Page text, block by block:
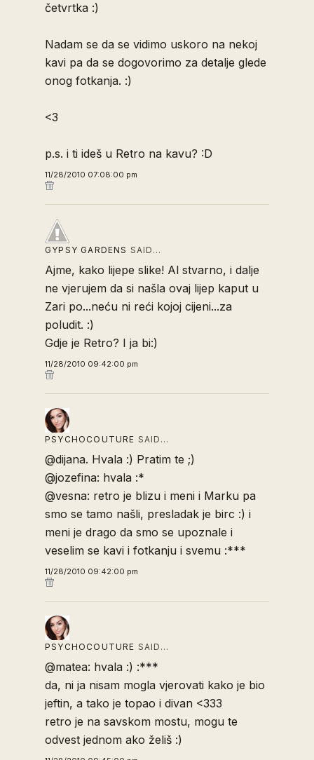
četvrtka :)
Nadam se da se vidimo uskoro na nekoj
kavi pa da se dogovorimo za detalje glede
onog fotkanja. :)
<3
p.s. i ti ideš u Retro na kavu? :D
11/28/2010 07:08:00 pm
GYPSY GARDENS SAID…
Ajme, kako lijepe slike! Al stvarno, i dalje
ne vjerujem da si našla ovaj lijep kaput u
Zari po...neću ni reći kojoj cijeni...za
poludit. :)
Gdje je Retro? I ja bi:)
11/28/2010 09:42:00 pm
PSYCHOCOUTURE SAID…
@dijana. Hvala :) Pratim te ;)
@jozefina: hvala :*
@vesna: retro je blizu i meni i Marku pa
smo se tamo našli, presladak je birc :) i
meni je drago da smo se upoznale i
veselim se kavi i fotkanju i svemu :***
11/28/2010 09:42:00 pm
PSYCHOCOUTURE SAID…
@matea: hvala :) :***
da, ni ja nisam mogla vjerovati kako je bio
jeftin, a tako je topao i divan <333
retro je na savskom mostu, mogu te
odvest jednom ako želiš :)